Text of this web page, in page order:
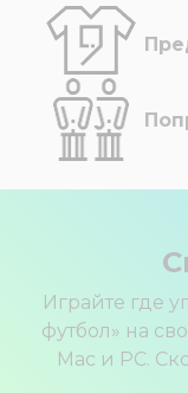
Играйте где
футбол» на
Mac и PC.